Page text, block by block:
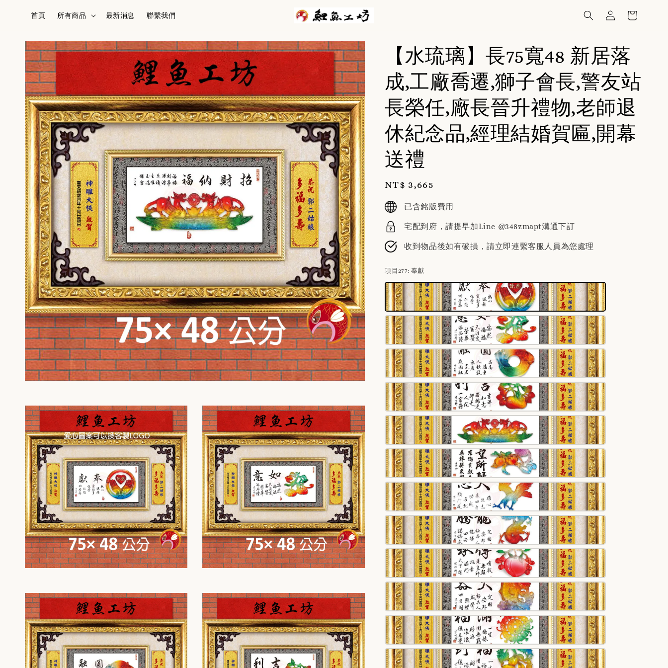
首頁 所有商品 最新消息 聯繫我們
【水琉璃】長75寬48 新居落
成,工廠喬遷,獅子會長,警友站
長榮任,廠長晉升禮物,老師退
休紀念品,經理結婚賀匾,開幕
送禮
Regular
price
NT$ 3,665
已含銘版費用
宅配到府，請提早加Line @348zmapt溝通下訂
收到物品後如有破損，請立即連繫客服人員為您處理
項目277: 奉獻